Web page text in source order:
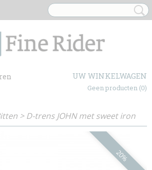
UW WINKELWAGEN
Geen producten (0)
>D-trens JOHN met sweet iron
20%